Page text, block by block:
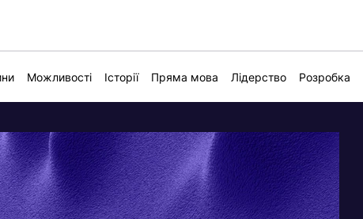
Можливості Історії Пряма мова Лідерство Розробка